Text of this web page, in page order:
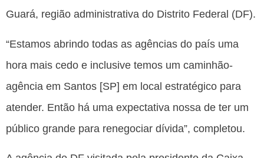
Guará, região administrativa do Distrito Federal (DF).
“Estamos abrindo todas as agências do país uma
hora mais cedo e inclusive temos um caminhão-
agência em Santos [SP] em local estratégico para
atender. Então há uma expectativa nossa de ter um
público grande para renegociar dívida”, completou.